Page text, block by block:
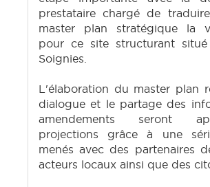
prestataire chargé de
master plan stratégique la
pour ce site structurant
Soignies.
L'élaboration du master plan
dialogue et le partage des
amendements seront
projections grâce à une
menés avec des partenaires
acteurs locaux ainsi que des